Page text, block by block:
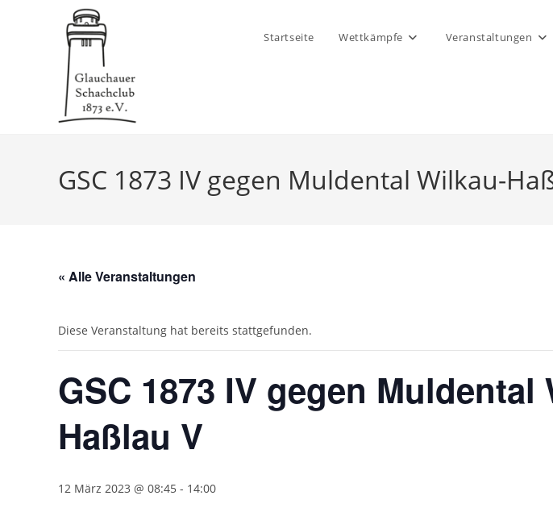
Startseite Wettkämpfe Veranstaltungen
GSC 1873 IV gegen Muldental Wilkau-
« Alle Veranstaltungen
Diese Veranstaltung hat bereits stattgefunden.
GSC 1873 IV gegen Muldental
Haßlau V
12 März 2023 @ 08:45 - 14:00